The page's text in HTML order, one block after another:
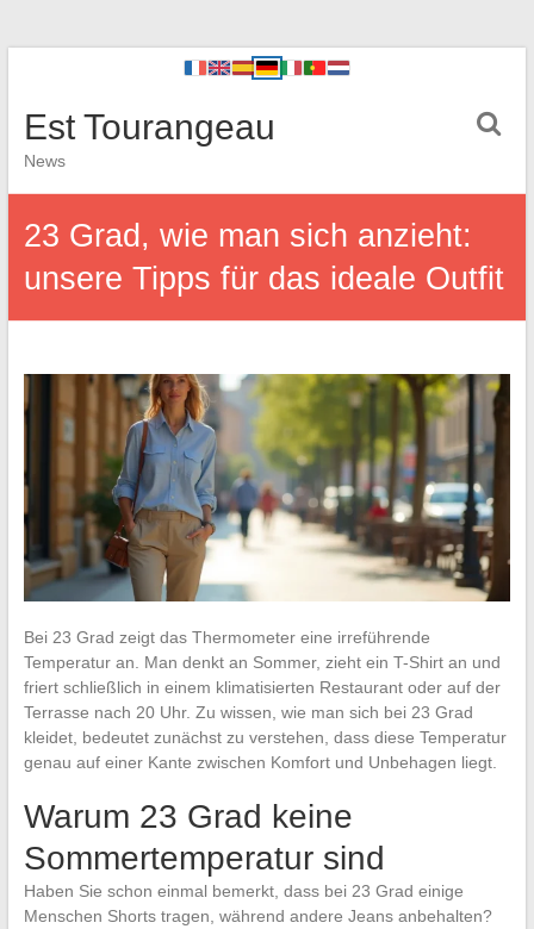
Est Tourangeau
News
23 Grad, wie man sich anzieht:
unsere Tipps für das ideale Outfit
Bei 23 Grad zeigt das Thermometer eine irreführende
Temperatur an. Man denkt an Sommer, zieht ein T-Shirt an und
friert schließlich in einem klimatisierten Restaurant oder auf der
Terrasse nach 20 Uhr. Zu wissen, wie man sich bei 23 Grad
kleidet, bedeutet zunächst zu verstehen, dass diese Temperatur
genau auf einer Kante zwischen Komfort und Unbehagen liegt.
Warum 23 Grad keine
Sommertemperatur sind
Haben Sie schon einmal bemerkt, dass bei 23 Grad einige
Menschen Shorts tragen, während andere Jeans anbehalten?